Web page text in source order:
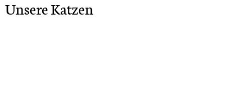
Unsere Katzen